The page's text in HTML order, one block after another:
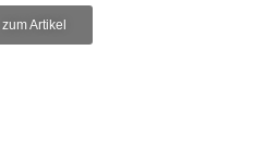
zum Artikel